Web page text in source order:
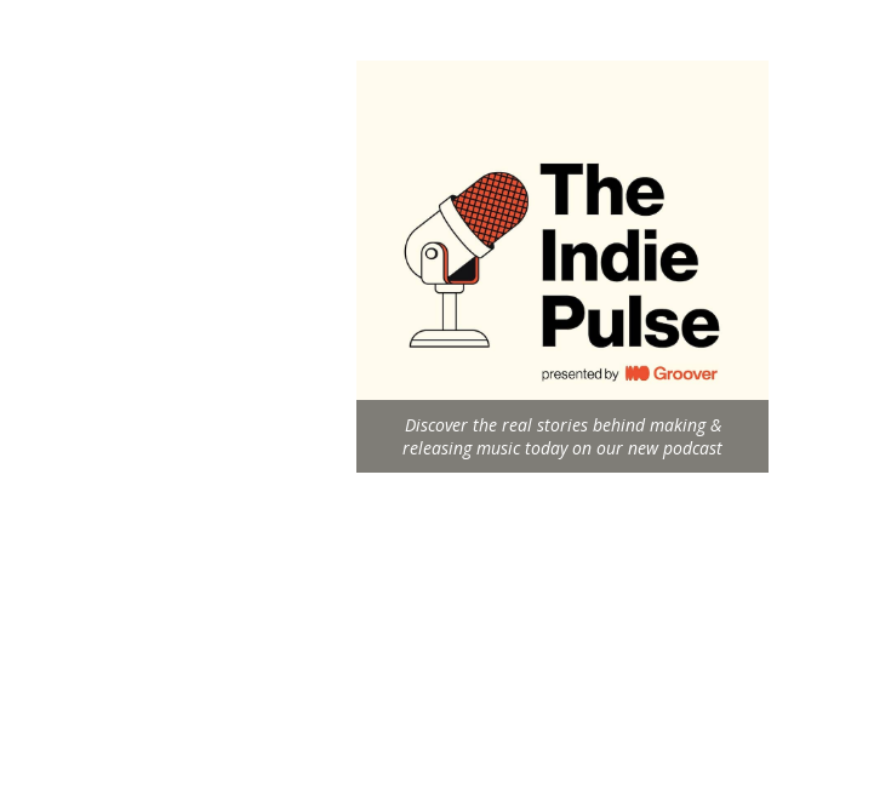
Discover the real stories behind making &
releasing music today on our new podcast